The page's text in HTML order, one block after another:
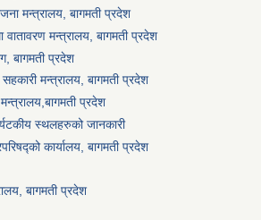
मन्त्रालय, बागमती प्रदेश
वातावरण मन्त्रालय, बागमती प्रदेश
बागमती प्रदेश
मन्त्रालय, बागमती प्रदेश
मन्त्रालय,बागमती प्रदेश
स्थलहरुको जानकारी
कार्यालय, बागमती प्रदेश
बागमती प्रदेश